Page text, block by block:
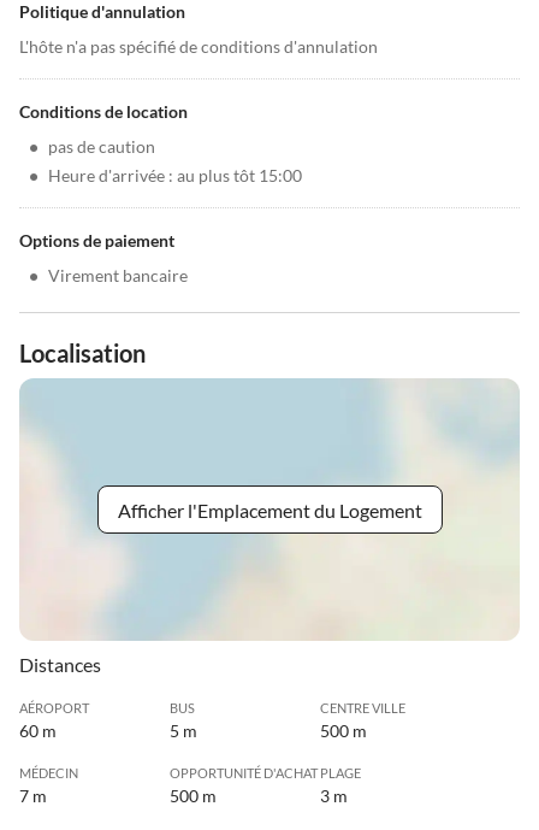
Politique d'annulation
L'hôte n'a pas spécifié de conditions d'annulation
Conditions de location
• pas de caution
• Heure d'arrivée : au plus tôt 15:00
Options de paiement
• Virement bancaire
Localisation
Afficher l'Emplacement du Logement
Distances
AÉROPORT
60 m
BUS
5 m
CENTRE VILLE
500 m
MÉDECIN
7 m
OPPORTUNITÉ D'ACHAT
500 m
PLAGE
3 m